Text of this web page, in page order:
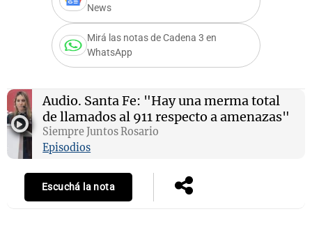
News
Mirá las notas de Cadena 3 en
WhatsApp
Audio. Santa Fe: "Hay una merma total
de llamados al 911 respecto a amenazas"
Siempre Juntos Rosario
Episodios
Escuchá la nota